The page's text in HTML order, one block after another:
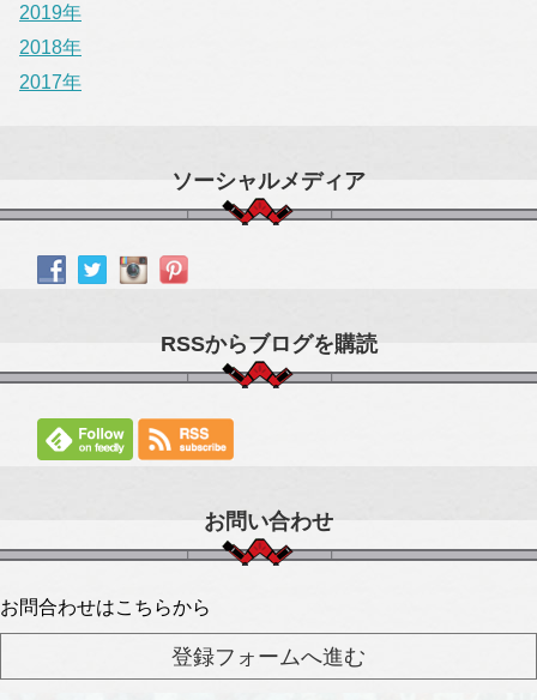
2019年
2018年
2017年
ソーシャルメディア
RSSからブログを購読
お問い合わせ
お問合わせはこちらから